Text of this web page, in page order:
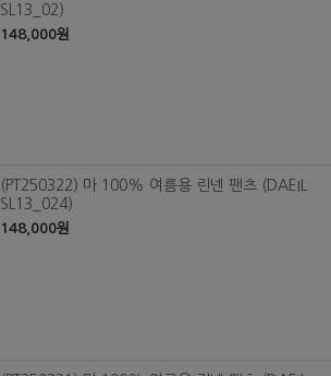
SL13_02)
148,000원
(PT250322) 마 100% 여름용 린넨 팬츠 (DAEIL
SL13_024)
148,000원